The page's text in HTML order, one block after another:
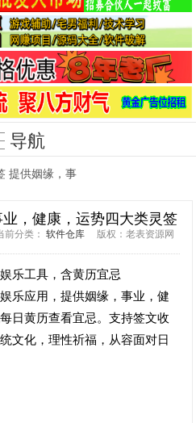
导航
提供姻缘，事
，健康，运势四大类灵签
分类： 软件仓库版权：老表资源网
乐工具，含黄历宜忌
乐应用，提供姻缘，事业，健
日黄历查看宜忌。支持签文收
文化，理性祈福，从容面对日